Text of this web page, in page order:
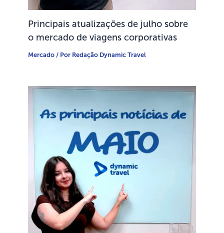
Principais atualizações de julho sobre
o mercado de viagens corporativas
Mercado / Por Redação Dynamic Travel